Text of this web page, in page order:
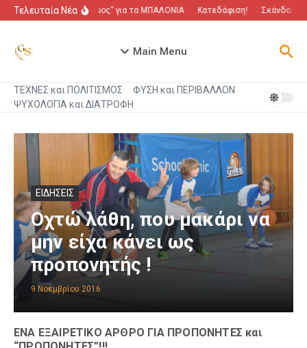
Μετάβαση στο περιεχόμενο
Τελευταία Νέα“Πόλεμος” για τα ΜΠΑΛΟΝΙΑ Κατεδάφιση! Σκάνδαλο
Main Menu
ΤΕΧΝΕΣ και ΠΟΛΙΤΙΣΜΟΣ
ΦΥΣΗ και ΠΕΡΙΒΑΛΛΟΝ
ΨΥΧΟΛΟΓΙΑ και ΔΙΑΤΡΟΦΗ
ΕΙΔΗΣΕΙΣ
Οχτώ λάθη, που μακάρι να
μην είχα κάνει ως
προπονητής !
9 Νοεμβρίου 2016
ΕΝΑ ΕΞΑΙΡΕΤΙΚΟ ΑΡΘΡΟ ΓΙΑ ΠΡΟΠΟΝΗΤΕΣ και